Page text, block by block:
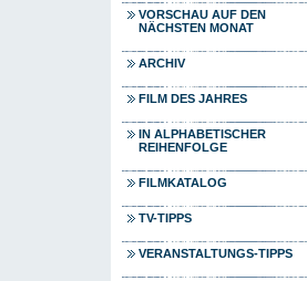
VORSCHAU AUF DEN
NÄCHSTEN MONAT
ARCHIV
FILM DES JAHRES
IN ALPHABETISCHER
REIHENFOLGE
FILMKATALOG
TV-TIPPS
VERANSTALTUNGS-TIPPS